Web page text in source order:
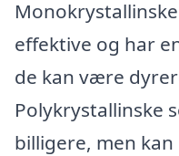
effektive og har
de kan være
Polykrystallinske
billigere, men